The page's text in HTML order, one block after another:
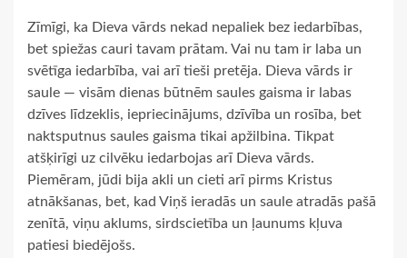
Zīmīgi, ka Dieva vārds nekad nepaliek bez iedarbības,
bet spiežas cauri tavam prātam. Vai nu tam ir laba un
svētīga iedarbība, vai arī tieši pretēja. Dieva vārds ir
saule — visām dienas būtnēm saules gaisma ir labas
dzīves līdzeklis, iepriecinājums, dzīvība un rosība, bet
naktsputnus saules gaisma tikai apžilbina. Tikpat
atšķirīgi uz cilvēku iedarbojas arī Dieva vārds.
Piemēram, jūdi bija akli un cieti arī pirms Kristus
atnākšanas, bet, kad Viņš ieradās un saule atradās pašā
zenītā, viņu aklums, sirdscietība un ļaunums kļuva
patiesi biedējošs.